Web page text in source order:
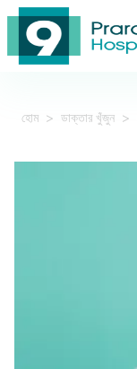
হোম > ডাক্তার খুঁজুন >